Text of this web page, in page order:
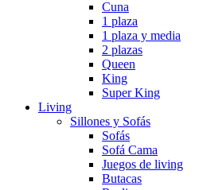
Cuna
1 plaza
1 plaza y media
2 plazas
Queen
King
Super King
Living
Sillones y Sofás
Sofás
Sofá Cama
Juegos de living
Butacas